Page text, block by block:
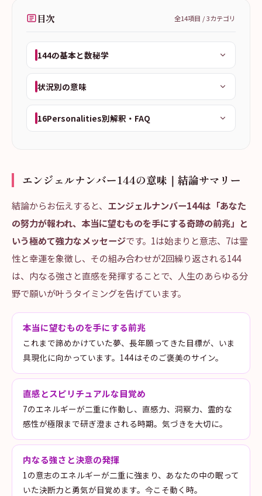
目次 全14項目 /3カテゴリ
144の基本と数秘学
状況別の意味
16Personalities別解釈・FAQ
エンジェルナンバー144の意味｜結論サマリー
結論からお伝えすると、 エンジェルナンバー144は「あなた
の努力が報われ、本当に望むものを手にする奇跡の前兆」と
いう極めて強力なメッセージです。1は始まりと意志、7は霊
性と幸運を象徴し、その組み合わせが2回繰り返される144
は、内なる強さと直感を発揮することで、人生のあらゆる分
野で願いが叶うタイミングを告げています。
本当に望むものを手にする前兆
これまで諦めかけていた夢、長年願ってきた目標が、いま
具現化に向かっています。144はそのご褒美のサイン。
直感とスピリチュアルな目覚め
7のエネルギーが二重に作動し、直感力、洞察力、霊的な
感性が極限まで研ぎ澄まされる時期。気づきを大切に。
内なる強さと決意の発揮
1の意志のエネルギーが二重に強まり、あなたの中の眠って
いた決断力と勇気が目覚めます。今こそ動く時。